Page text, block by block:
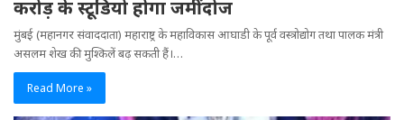
करोड़ के स्टूडियो होगा जमींदोज
मुंबई (महानगर संवाददाता) महाराष्ट्र के महाविकास आघाडी के पूर्व वस्त्रोद्योग तथा पालक मंत्री
असलम शेख की मुश्किलें बढ़ सकती हैं।…
Read More »